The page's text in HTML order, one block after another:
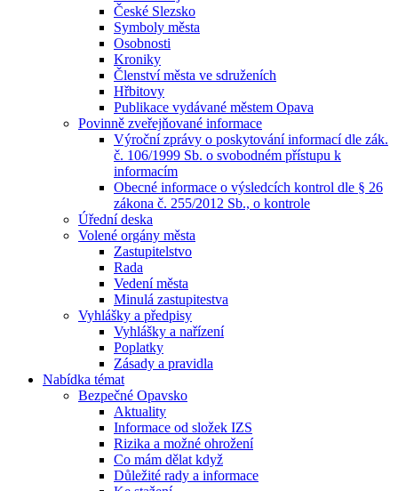
České Slezsko
Symboly města
Osobnosti
Kroniky
Členství města ve sdruženích
Hřbitovy
Publikace vydávané městem Opava
Povinně zveřejňované informace
Výroční zprávy o poskytování informací dle zák.
č. 106/1999 Sb. o svobodném přístupu k
informacím
Obecné informace o výsledcích kontrol dle § 26
zákona č. 255/2012 Sb., o kontrole
Úřední deska
Volené orgány města
Zastupitelstvo
Rada
Vedení města
Minulá zastupitestva
Vyhlášky a předpisy
Vyhlášky a nařízení
Poplatky
Zásady a pravidla
Nabídka témat
Bezpečné Opavsko
Aktuality
Informace od složek IZS
Rizika a možné ohrožení
Co mám dělat když
Důležité rady a informace